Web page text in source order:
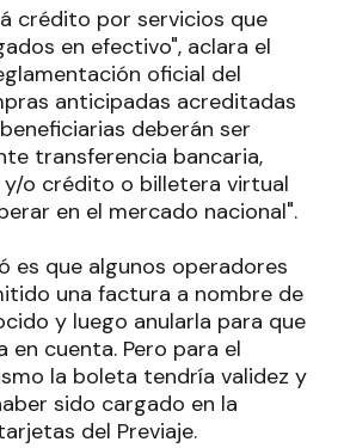
crédito por servicios que
en efectivo", aclara el
oficial del
anticipadas acreditadas
deberán ser
transferencia bancaria,
o crédito o billetera virtual
en el mercado nacional".
es que algunos operadores
una factura a nombre de
y luego anularla para que
en cuenta. Pero para el
la boleta tendría validez y
sido cargado en la
del Previaje.